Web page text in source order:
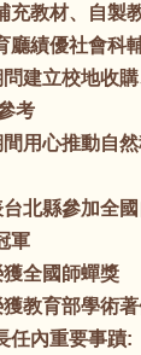
充教材、自製
績優社會科輔
建立校地收
考
用心推動自然
北縣參加全
軍
全國師蟬獎
教育部學術
任內重要事蹟: